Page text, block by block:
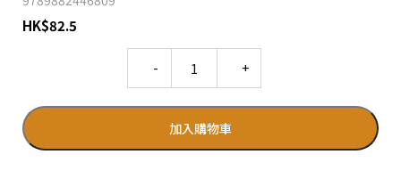
HK$82.5
加入購物車